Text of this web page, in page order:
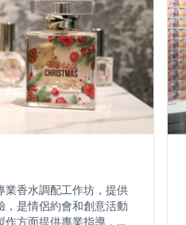
業香水調配工作坊，提供
，是情侶約會和創意活動
方面提供專業指導，讓